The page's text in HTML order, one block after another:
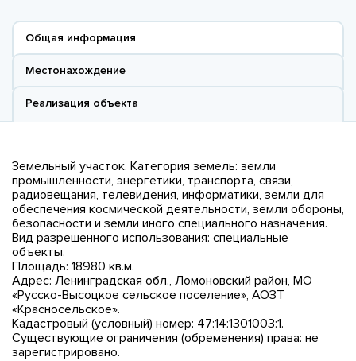
Общая информация
Местонахождение
Реализация объекта
Земельный участок. Категория земель: земли
промышленности, энергетики, транспорта, связи,
радиовещания, телевидения, информатики, земли для
обеспечения космической деятельности, земли обороны,
безопасности и земли иного специального назначения.
Вид разрешенного использования: специальные
объекты.
Площадь: 18980 кв.м.
Адрес: Ленинградская обл., Ломоновский район, МО
«Русско-Высоцкое сельское поселение», АОЗТ
«Красносельское».
Кадастровый (условный) номер: 47:14:1301003:1.
Существующие ограничения (обременения) права: не
зарегистрировано.